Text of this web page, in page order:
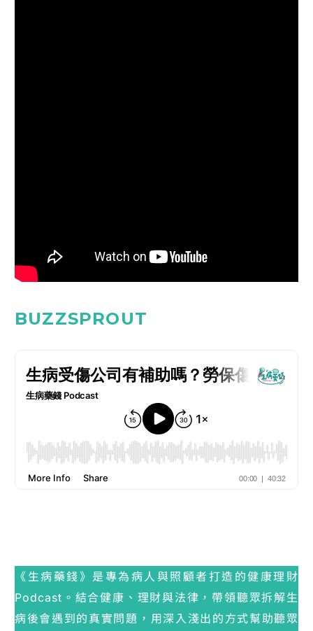
BUZZSPROUT
《生病藥錢》是專為病人與照顧者打造的健康理財
Podcast。結合健康、理財與法律，帶領聽眾拆解生
病後會遇到的真實問題，用深入淺出的方式幫助聽眾